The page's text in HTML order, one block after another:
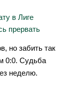
в Лиге
прервать
но забить так
0:0. Судьба
неделю.